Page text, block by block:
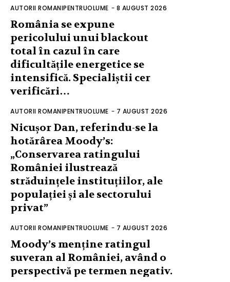
AUTORII ROMANIPENTRUOLUME - 8 AUGUST 2026
România se expune
pericolului unui blackout
total în cazul în care
dificultățile energetice se
intensifică. Specialiștii cer
verificări…
AUTORII ROMANIPENTRUOLUME - 7 AUGUST 2026
Nicușor Dan, referindu-se la
hotărârea Moody’s:
„Conservarea ratingului
României ilustrează
străduințele instituțiilor, ale
populației și ale sectorului
privat”
AUTORII ROMANIPENTRUOLUME - 7 AUGUST 2026
Moody’s menține ratingul
suveran al României, având o
perspectivă pe termen negativ.